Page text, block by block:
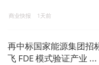
商业快报 1天前
再中标国家能源集团招
飞 FDE 模式验证产业 ...